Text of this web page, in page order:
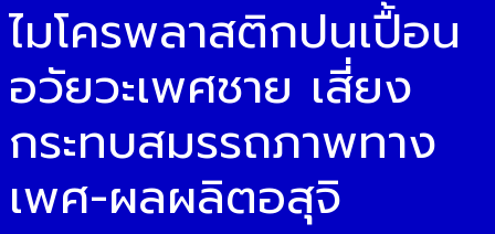
ไมโครพลาสติกปนเปื้อน
อวัยวะเพศชาย เสี่ยง
กระทบสมรรถภาพทาง
เพศ-ผลผลิตอสุจิ